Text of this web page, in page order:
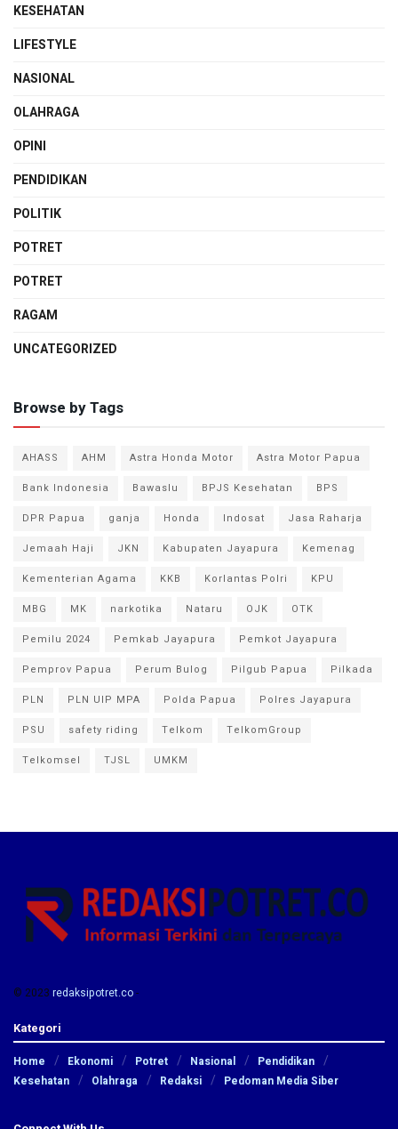
KESEHATAN
LIFESTYLE
NASIONAL
OLAHRAGA
OPINI
PENDIDIKAN
POLITIK
POTRET
POTRET
RAGAM
UNCATEGORIZED
Browse by Tags
AHASS AHM Astra Honda Motor
Astra Motor Papua
Bank Indonesia
Bawaslu BPJS Kesehatan
BPS
DPR Papua
ganja Honda Indosat
Jasa Raharja
Jemaah Haji
JKN Kabupaten Jayapura
Kemenag
Kementerian Agama
KKB Korlantas Polri
KPU
MBG
MK narkotika Nataru OJK
OTK
Pemilu 2024
Pemkab Jayapura
Pemkot Jayapura
Pemprov Papua
Perum Bulog Pilgub Papua
Pilkada
PLN
PLN UIP MPA Polda Papua
Polres Jayapura
PSU
safety riding Telkom
TelkomGroup
Telkomsel
TJSL UMKM
© 2023 redaksipotret.co-
Kategori
Home Ekonomi Potret Nasional
Pendidikan
Kesehatan
Olahraga Redaksi Pedoman Media Siber